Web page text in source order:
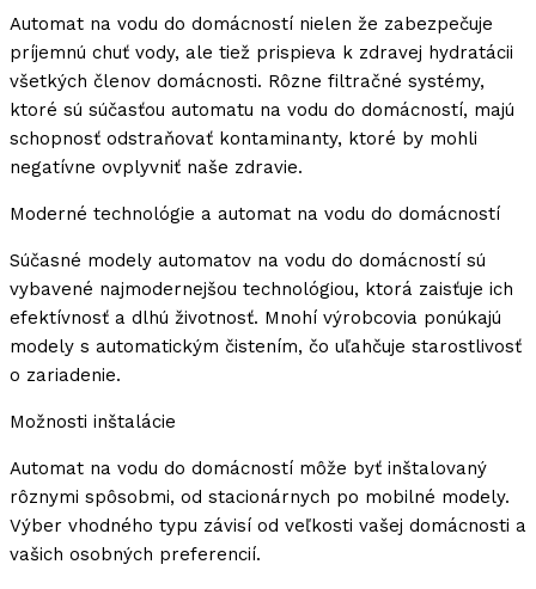
Automat na vodu do domácností nielen že zabezpečuje
príjemnú chuť vody, ale tiež prispieva k zdravej hydratácii
všetkých členov domácnosti. Rôzne filtračné systémy,
ktoré sú súčasťou automatu na vodu do domácností, majú
schopnosť odstraňovať kontaminanty, ktoré by mohli
negatívne ovplyvniť naše zdravie.
Moderné technológie a automat na vodu do domácností
Súčasné modely automatov na vodu do domácností sú
vybavené najmodernejšou technológiou, ktorá zaisťuje ich
efektívnosť a dlhú životnosť. Mnohí výrobcovia ponúkajú
modely s automatickým čistením, čo uľahčuje starostlivosť
o zariadenie.
Možnosti inštalácie
Automat na vodu do domácností môže byť inštalovaný
rôznymi spôsobmi, od stacionárnych po mobilné modely.
Výber vhodného typu závisí od veľkosti vašej domácnosti a
vašich osobných preferencií.